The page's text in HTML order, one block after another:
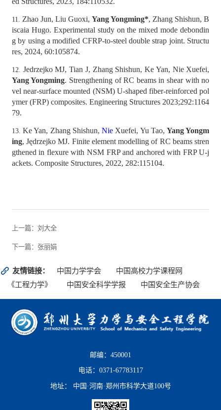
11. Zhao Jun, Liu Guoxi,Yang Yongming*, Zhang Shishun, B
iscaia Hugo. Experimental study on the mixed mode debondin
g by using a modified CFRP-to-steel double strap joint. Structu
res, 2024, 60:105874.
12. Jedrzejko MJ, Tian J, Zhang Shishun, Ke Yan, Nie Xuefei,
Yang Yongming. Strengthening of RC beams in shear with no
vel near-surface mounted (NSM) U-shaped fiber-reinforced pol
ymer (FRP) composites. Engineering Structures 2023;292:1164
79.
13. Ke Yan, Zhang Shishun, Nie Xuefei, Yu Tao, Yang Yongm
ing, Jędrzejko MJ. Finite element modelling of RC beams stren
gthened in flexure with NSM FRP and anchored with FRP U-j
ackets. Composite Structures, 2022, 282:115104.
上一篇：刘大全
下一篇：张丽娟
友情链接： 中国力学学会
中国高校力学课程网
《工程力学》
中国安全科学学报 中国安全生产协会
邮编：450001
电话：0371-67783117
地址： 中国·河南·郑州市科学大道100号